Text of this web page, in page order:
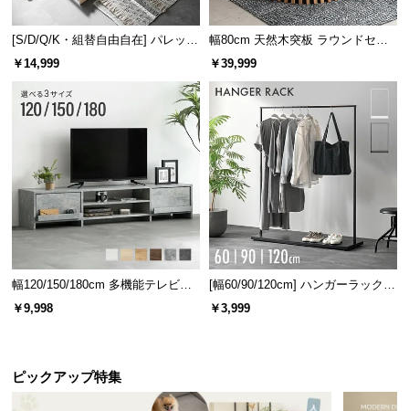
安心の紫外線自動停止機能
UVライト運転中に蓋を開けるとライトが自動停止。
万が一開けてしまった時も安心です。
[S/D/Q/K・組替自由自在] パレット
ベッド 8/12/16枚セット
￥14,999
幅80cm 天然木突板 ラウンドセン
ターテーブル 美しい格子デザイン
￥39,999
幅120/150/180cm 多機能テレビボ
ード 木目/石目調 オープン収納・
引き出し収納付き
￥9,998
[幅60/90/120cm] ハンガーラック
スチール 4段階高さ調節 サイドフ
ック オープンラック シンプル
￥3,999
ピックアップ特集